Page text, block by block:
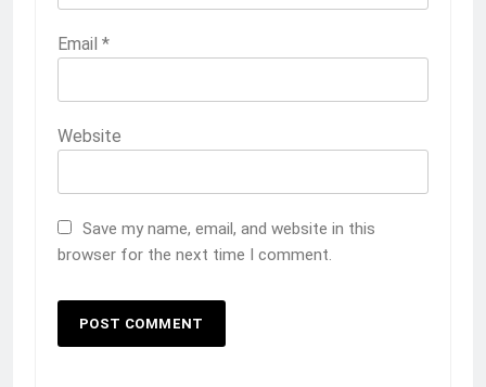
Email *
Website
Save my name, email, and website in this
browser for the next time I comment.